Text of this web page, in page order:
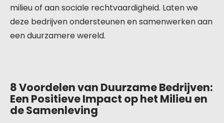
milieu of aan sociale rechtvaardigheid. Laten we
deze bedrijven ondersteunen en samenwerken aan
een duurzamere wereld.
8 Voordelen van Duurzame Bedrijven:
Een Positieve Impact op het Milieu en
de Samenleving